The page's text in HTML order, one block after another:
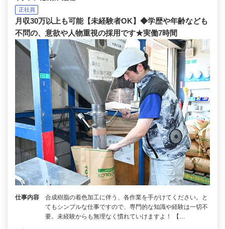
正社員
月収30万以上も可能【未経験者OK】◆学歴や年齢なども
不問の、意欲や人物重視の採用です★実働7時間
仕事内容
合成樹脂の着色加工に伴う、各作業を手がけてください。と
てもシンプルな仕事ですので、専門的な知識や経験は一切不
要。未経験からも無理なく慣れていけますよ！ 【…